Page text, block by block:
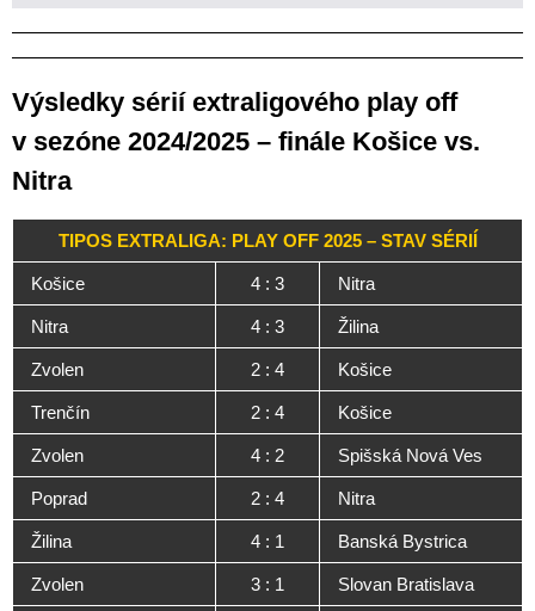
Výsledky sérií extraligového play off
v sezóne 2024/2025 – finále Košice vs.
Nitra
TIPOS EXTRALIGA: PLAY OFF 2025 – STAV SÉRIÍ
Košice 4 : 3 Nitra
Nitra 4 : 3 Žilina
Zvolen 2 : 4 Košice
Trenčín 2 : 4 Košice
Zvolen 4 : 2 Spišská Nová Ves
Poprad 2 : 4 Nitra
Žilina 4 : 1 Banská Bystrica
Zvolen 3 : 1 Slovan Bratislava